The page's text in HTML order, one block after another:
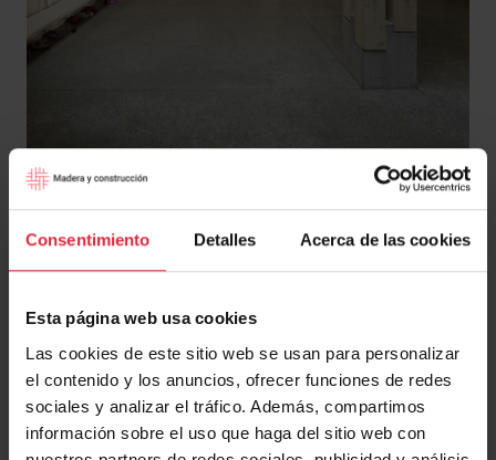
Consentimiento Detalles Acerca de las cookies
Esta página web usa cookies
Las cookies de este sitio web se usan para personalizar
el contenido y los anuncios, ofrecer funciones de redes
sociales y analizar el tráfico. Además, compartimos
información sobre el uso que haga del sitio web con
Arquitectura: Ted’a Arquitectes / Fotografía: © Luis Díaz
Díaz
11-Archivo Histórico Oaxaca